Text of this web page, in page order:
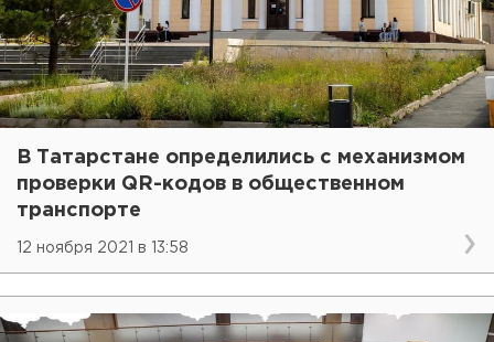
В Татарстане определились с механизмом
проверки QR-кодов в общественном
транспорте
12 ноября 2021 в 13:58